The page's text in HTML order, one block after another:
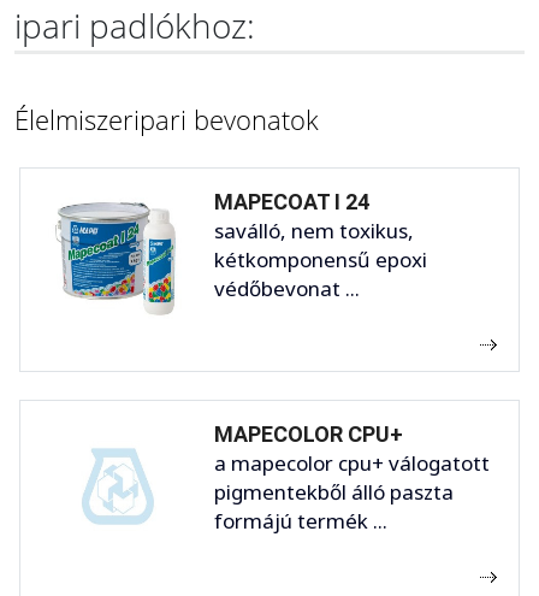
ipari padlókhoz:
Élelmiszeripari bevonatok
MAPECOAT I 24
saválló, nem toxikus,
kétkomponensű epoxi
védőbevonat ...
MAPECOLOR CPU+
a mapecolor cpu+ válogatott
pigmentekből álló paszta
formájú termék ...